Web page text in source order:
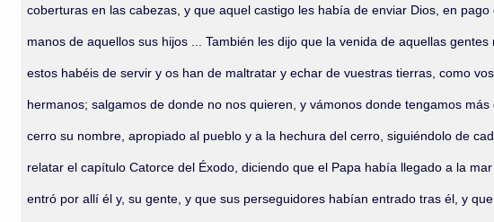
coberturas en las cabezas, y que aquel castigo les había de enviar Dios, en
manos de aquellos sus hijos ... También les dijo que la venida de aquellas
estos habéis de servir y os han de maltratar y echar de vuestras tierras, como
hermanos; salgamos de donde no nos quieren, y vámonos donde tengamos
cerro su nombre, apropiado al pueblo y a la hechura del cerro, siguiéndolo de
relatar el capítulo Catorce del Éxodo, diciendo que el Papa había llegado a la
entró por allí él y, su gente, y que sus perseguidores habían entrado tras él, y